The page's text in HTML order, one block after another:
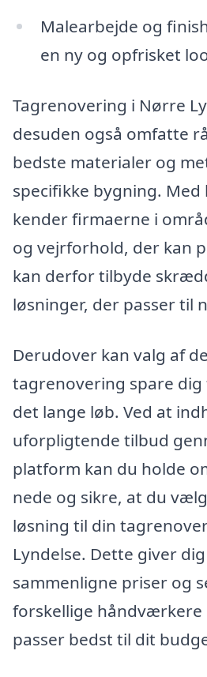
Malearbejde og
en ny og opfrisket
Tagrenovering i Nørre
desuden også omfatte
bedste materialer og
specifikke bygning.
kender firmaerne i
og vejrforhold, der kan
kan derfor tilbyde
løsninger, der passer til
Derudover kan valg af
tagrenovering spare
det lange løb. Ved at
uforpligtende tilbud
platform kan du holde
nede og sikre, at du
løsning til din
Lyndelse. Dette giver
sammenligne priser og
forskellige håndværkere
passer bedst til dit